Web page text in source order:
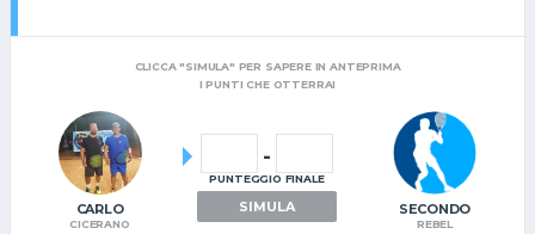
CLICCA "SIMULA" PER SAPERE IN ANTEPRIMA
I PUNTI CHE OTTERRAI
CARLO
CICERANO
-
PUNTEGGIO FINALE
SIMULA SECONDO
REBEL